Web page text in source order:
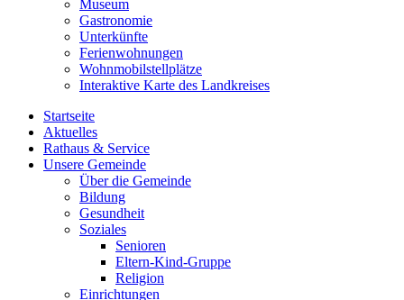
Museum
Gastronomie
Unterkünfte
Ferienwohnungen
Wohnmobilstellplätze
Interaktive Karte des Landkreises
Startseite
Aktuelles
Rathaus & Service
Unsere Gemeinde
Über die Gemeinde
Bildung
Gesundheit
Soziales
Senioren
Eltern-Kind-Gruppe
Religion
Einrichtungen